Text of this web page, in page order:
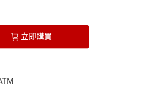
立即購買